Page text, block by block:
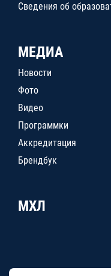
Сведения об
МЕДИА
Новости
Фото
Видео
Программки
Аккредитация
Брендбук
МХЛ